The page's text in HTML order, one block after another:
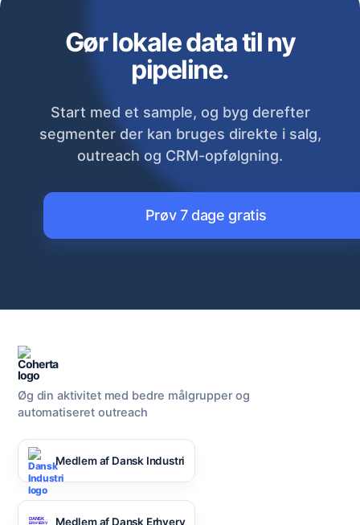
Gør lokale data til ny
pipeline.
Start med et sample, og byg derefter
segmenter der kan bruges direkte i salg,
outreach og CRM-opfølgning.
Prøv 7 dage gratis
Øg din aktivitet med bedre målgrupper og
automatiseret outreach
Medlem af Dansk Industri
Medlem af Dansk Erhverv